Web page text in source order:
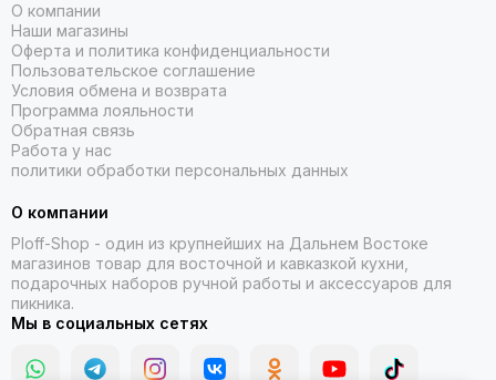
О компании
Наши магазины
Оферта и политика конфиденциальности
Пользовательское соглашение
Условия обмена и возврата
Программа лояльности
Обратная связь
Работа у нас
политики обработки персональных данных
О компании
Ploff-Shop - один из крупнейших на Дальнем Востоке
магазинов товар для восточной и кавказкой кухни,
подарочных наборов ручной работы и аксессуаров для
пикника.
Мы в социальных сетях